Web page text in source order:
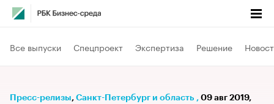
Все выпуски Спецпроект Экспертиза Решение
Пресс-релизы⁠, Санкт-Петербург и область , 09 авг 2019,